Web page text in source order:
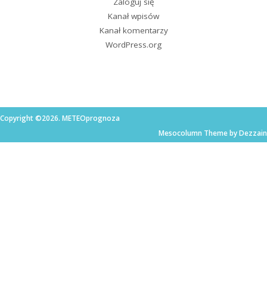
Kanał wpisów
Kanał komentarzy
WordPress.org
Copyright ©2026. METEOprognoza
Mesocolumn Theme by Dezzain